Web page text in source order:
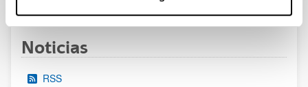
Noticias
RSS